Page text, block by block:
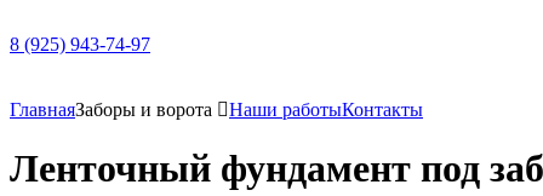
8 (925) 943-74-97
ГлавнаяЗаборы и ворота Наши работыКонтакты
Ленточный фундамент под